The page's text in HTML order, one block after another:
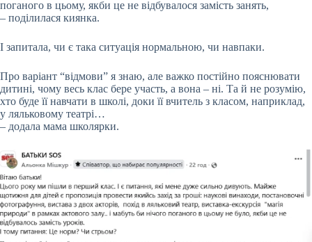
поганого в цьому, якби це не відбувалося замість занять,
– поділилася киянка.
І запитала, чи є така ситуація нормальною, чи навпаки.
Про варіант “відмови” я знаю, але важко постійно пояснювати
дитині, чому весь клас бере участь, а вона – ні. Та й не розумію,
хто буде її навчати в школі, доки її вчитель з класом, наприклад,
у ляльковому театрі…
– додала мама школярки.